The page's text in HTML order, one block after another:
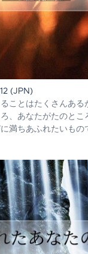
(JPN)
ことはたくさんある
、あなたがたのとこ
満ちあふれたいもの